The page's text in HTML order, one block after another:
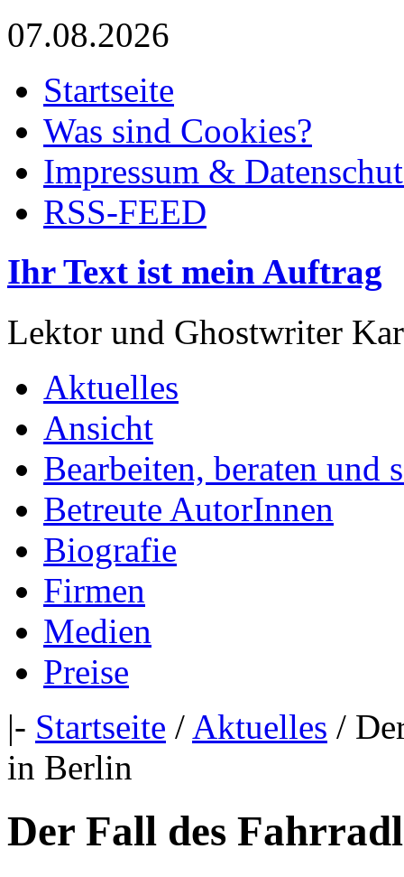
07.08.2026
Startseite
Was sind Cookies?
Impressum &
RSS-FEED
Ihr Text ist mein Auftrag
Lektor und Ghostwriter
Aktuelles
Ansicht
Bearbeiten, beraten und
Betreute AutorInnen
Biografie
Firmen
Medien
Preise
|- Startseite / Aktuelles /
in Berlin
Der Fall des